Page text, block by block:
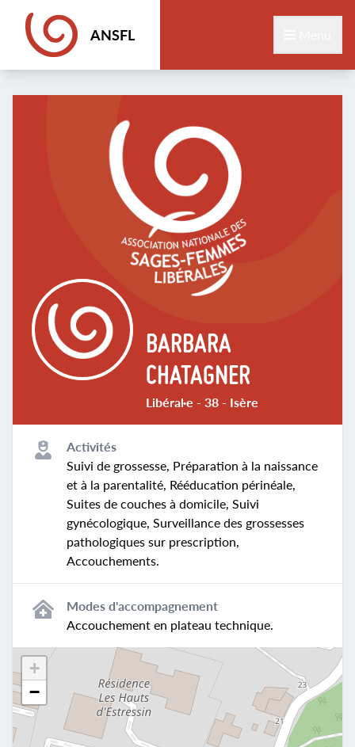
ANSFL
BARBARA
CHATAGNER
Libéral·e - 38 - Isère
Activités
Suivi de grossesse, Préparation à la naissance
et à la parentalité, Rééducation périnéale,
Suites de couches à domicile, Suivi
gynécologique, Surveillance des grossesses
pathologiques sur prescription,
Accouchements.
Modes d'accompagnement
Accouchement en plateau technique.
+
−